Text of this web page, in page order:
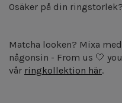
Osäker på din
Matcha looken? Mixa
någonsin - From us 🤍
vår ringkollektion här.